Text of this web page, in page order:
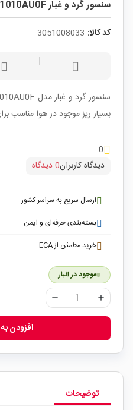
سنسور گرد و غبار GP2Y1010AU0F
کد کالا: 3051008033
بسیار ریز موجود در هوا مناسب
0
دیدگاه کاربران0 دیدگاه
ارسال سریع به سراسر کشور
بسته‌بندی حرفه‌ای و ایمن
خرید مطمئن از ECA
موجود در انبار
remove add
افزودن
توضیحات